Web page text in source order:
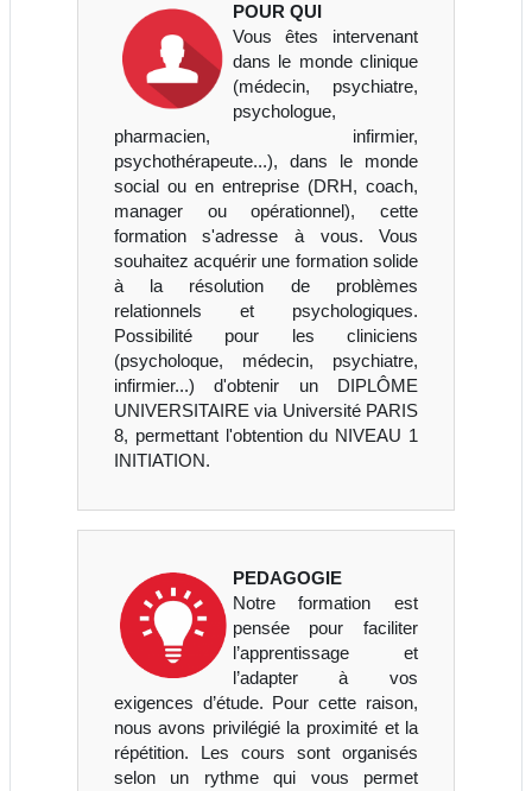
POUR QUI
Vous êtes intervenant
dans le monde clinique
(médecin, psychiatre,
psychologue,
pharmacien, infirmier,
psychothérapeute...), dans le monde
social ou en entreprise (DRH, coach,
manager ou opérationnel), cette
formation s'adresse à vous. Vous
souhaitez acquérir une formation solide
à la résolution de problèmes
relationnels et psychologiques.
Possibilité pour les cliniciens
(psycholoque, médecin, psychiatre,
infirmier...) d'obtenir un DIPLÔME
UNIVERSITAIRE via Université PARIS
8, permettant l'obtention du NIVEAU 1
INITIATION.
PEDAGOGIE
Notre formation est
pensée pour faciliter
l’apprentissage et
l’adapter à vos
exigences d’étude. Pour cette raison,
nous avons privilégié la proximité et la
répétition. Les cours sont organisés
selon un rythme qui vous permet